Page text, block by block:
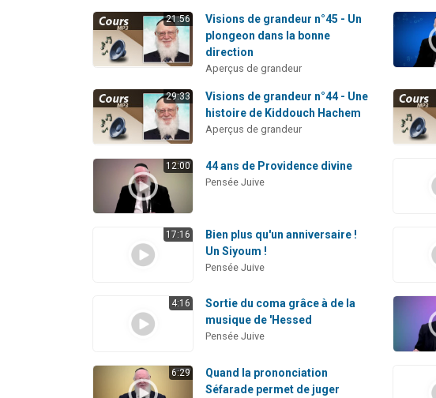
21:56
Visions de grandeur n°45 - Un
plongeon dans la bonne
direction
Aperçus de grandeur
29:33
Visions de grandeur n°44 - Une
histoire de Kiddouch Hachem
Aperçus de grandeur
12:00 44 ans de Providence divine
Pensée Juive
17:16
Bien plus qu'un anniversaire !
Un Siyoum !
Pensée Juive
4:16
Sortie du coma grâce à de la
musique de 'Hessed
Pensée Juive
6:29
Quand la prononciation
Séfarade permet de juger